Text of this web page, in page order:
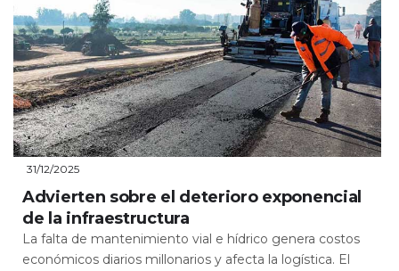
31/12/2025
Advierten sobre el deterioro exponencial
de la infraestructura
La falta de mantenimiento vial e hídrico genera costos
económicos diarios millonarios y afecta la logística. El